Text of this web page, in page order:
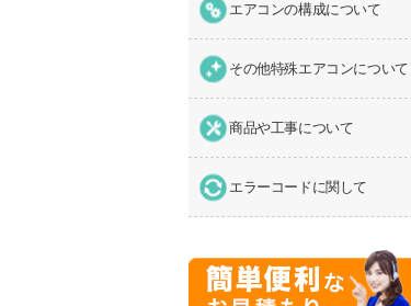
エアコンの構成について
その他特殊エアコンについて
商品や工事について
エラーコードに関して